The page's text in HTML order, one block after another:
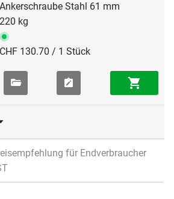
Ankerschraube Stahl 61 mm
220 kg
CHF 130.70 / 1 Stück
für Endverbraucher